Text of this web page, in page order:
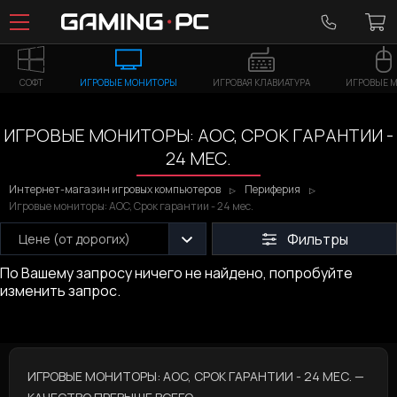
СОФТ ИГРОВЫЕ МОНИТОРЫ ИГРОВАЯ КЛАВИАТУРА ИГРОВЫЕ
ИГРОВЫЕ МОНИТОРЫ: AOC, СРОК ГАРАНТИИ -
24 МЕС.
Интернет-магазин игровых компьютеров
Периферия
Игровые мониторы: AOC, Срок гарантии - 24 мес.
Цене (от дорогих)
Фильтры
По Вашему запросу ничего не найдено, попробуйте
изменить запрос.
ИГРОВЫЕ МОНИТОРЫ: AOC, СРОК ГАРАНТИИ - 24 МЕС. —